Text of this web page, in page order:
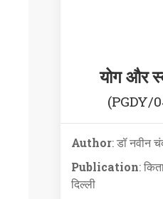
योग और
(PGDY/
Author: डॉ नवीन
Publication:
दिल्ली